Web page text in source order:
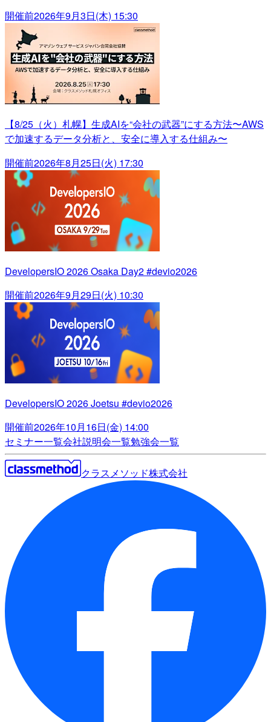
開催前2026年9月3日(木) 15:30
【8/25（火）札幌】生成AIを“会社の武器”にする方法〜AWS
で加速するデータ分析と、安全に導入する仕組み〜
開催前2026年8月25日(火) 17:30
DevelopersIO 2026 Osaka Day2 #devio2026
開催前2026年9月29日(火) 10:30
DevelopersIO 2026 Joetsu #devio2026
開催前2026年10月16日(金) 14:00
セミナー一覧会社説明会一覧勉強会一覧
クラスメソッド株式会社